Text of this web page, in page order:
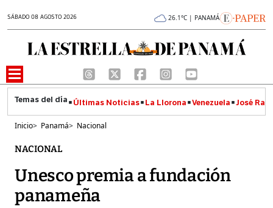
SÁBADO 08 AGOSTO 2026 26.1°C | PANAMÁ
Últimas Noticias La Llorona Venezuela José
Inicio> Panamá> Nacional
NACIONAL
Unesco premia a fundación
panameña